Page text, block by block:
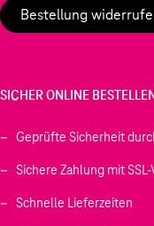
Bestellung
SICHER ONLINE
Geprüfte Sicherheit
Sichere Zahlung mit
Schnelle Lieferzeiten